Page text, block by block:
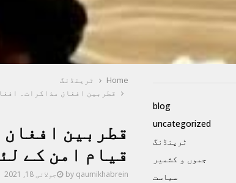
Home
ٹرینڈنگ
قطربین افغان مذاکرات۔
قطربین
قیام امن کے
by qaumikhabrein جولائی 18, 2021
blog
uncategorized
ٹرینڈنگ
جموں و کشمیر
سیاست